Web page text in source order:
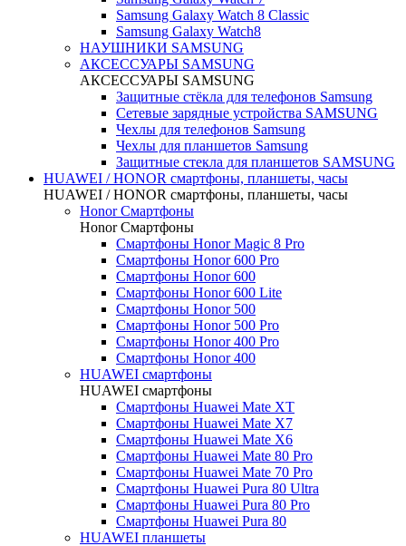
Samsung Galaxy Watch 8 Classic
Samsung Galaxy Watch8
НАУШНИКИ SAMSUNG
АКСЕССУАРЫ SAMSUNG
АКСЕССУАРЫ SAMSUNG
Защитные стёкла для телефонов Samsung
Сетевые зарядные устройства SAMSUNG
Чехлы для телефонов Samsung
Чехлы для планшетов Samsung
Защитные стекла для планшетов SAMSUNG
HUAWEI / HONOR cмартфоны, планшеты, часы
HUAWEI / HONOR cмартфоны, планшеты, часы
Honor Смартфоны
Honor Смартфоны
Смартфоны Honor Magic 8 Pro
Смартфоны Honor 600 Pro
Смартфоны Honor 600
Смартфоны Honor 600 Lite
Смартфоны Honor 500
Смартфоны Honor 500 Pro
Смартфоны Honor 400 Pro
Смартфоны Honor 400
HUAWEI cмартфоны
HUAWEI cмартфоны
Смартфоны Huawei Mate XT
Смартфоны Huawei Mate X7
Смартфоны Huawei Mate X6
Смартфоны Huawei Mate 80 Pro
Смартфоны Huawei Mate 70 Pro
Смартфоны Huawei Pura 80 Ultra
Смартфоны Huawei Pura 80 Pro
Смартфоны Huawei Pura 80
HUAWEI планшеты